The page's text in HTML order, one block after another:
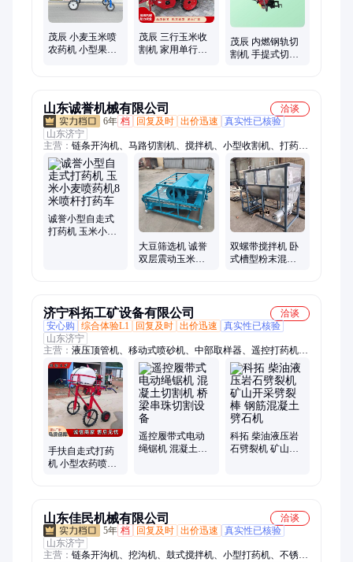
集车、树根钻刨机、智能钢管套丝机
茂辰 小麦玉米喷
农药机 小型果园
茂辰 三行玉米收
割机 家用单行手
茂辰 内燃钢轨切
割机 手提式切轨
山东诚誉机械有限公司
洽谈
6年 档 回复及时 出价迅速
真实性已核验
山东济宁
主营： 链条开沟机、马路切割机、搅拌机、小型收割机、打药
机、拌料机混合机、开沟培土机、收谷机、不锈钢搅拌机、埋管
开沟机、微耕机、链轨微耕机、筛选机、水泵、玉米制糁机、粉
碎机、木屑机、脱粒机、犁地机、吸粮机、粮食装袋机、旋耕
机、分离机、切菜机、炒货机
诚誉小型自走式
打药机 玉米小麦
大豆筛选机 诚誉
双层震动玉米除
双螺带搅拌机 卧
式槽型粉末混合
济宁科拓工矿设备有限公司
洽谈
安心购
综合体验L1 回复及时 出价迅速
真实性已核验
山东济宁
主营： 液压顶管机、移动式喷砂机、中部取样器、遥控打药机、
推车式细水雾灭火装置、全自动液压升降柱、液压拔管机、太阳
能光伏板清洗机、板换夹紧器、柴油防汛泵车、液压破拆工具
组、扫地车、水下清淤机器人、车载式马路吹风机、矿用隔膜
泵、电动玻璃吸盘、盐雾试验机、全自动锚索切割机、智能钢管
套丝机、柴油三轮吸粪车、马路吹风机、智能张拉机、智能压浆
台车、树叶收集车、树根钻刨机
手扶自走式打药
机 小型农药喷灌
遥控履带式电动
绳锯机 混凝土切
科拓 柴油液压岩
石劈裂机 矿山开
山东佳民机械有限公司
洽谈
5年 档 回复及时 出价迅速
真实性已核验
山东济宁
主营： 链条开沟机、挖沟机、鼓式搅拌机、小型打药机、不锈钢